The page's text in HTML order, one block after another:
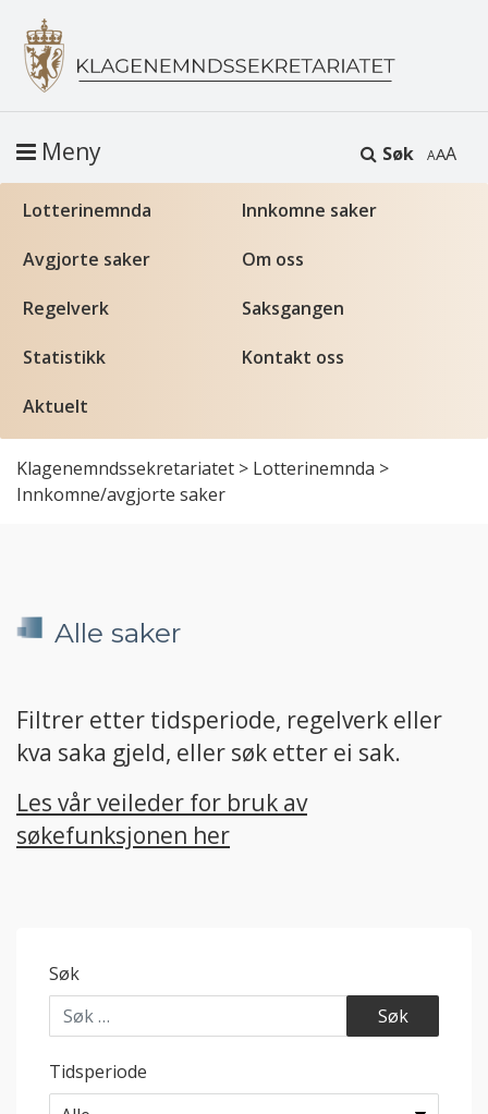
Søk A
Meny
Lotterinemnda Innkomne saker
Avgjorte saker Om oss
Regelverk Saksgangen
Statistikk Kontakt oss
Aktuelt
Klagenemndssekretariatet > Lotterinemnda >
Innkomne/avgjorte saker
Alle saker
Filtrer etter tidsperiode, regelverk eller
kva saka gjeld, eller søk etter ei sak.
Les vår veileder for bruk av
søkefunksjonen her
Søk
Tidsperiode